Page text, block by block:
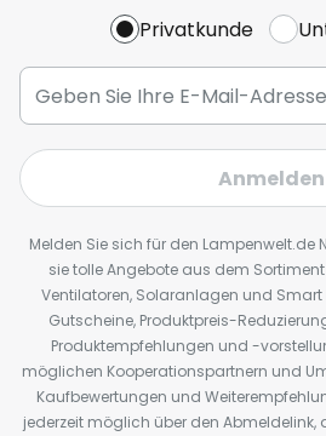
Privatkunde
Anmelden
Melden Sie sich für den Lampenwelt.de
sie tolle Angebote aus dem
Ventilatoren, Solaranlagen und Smart
Gutscheine, Produktpreis-
Produktempfehlungen und -
möglichen Kooperationspartnern und
Kaufbewertungen und
jederzeit möglich über den Abmeldelink,